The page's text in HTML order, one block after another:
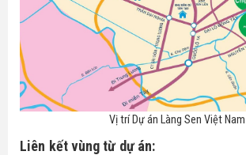
Vị trí Dự án Làng Sen Việt Nam
Liên kết vùng từ dự án: